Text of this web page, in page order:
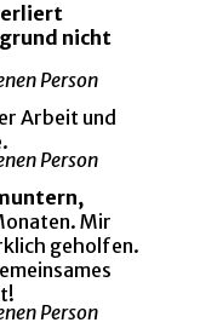
nicht
Person
Arbeit und
Person
Mir
geholfen.
Person